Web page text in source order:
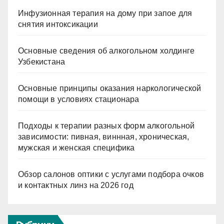
Инфузионная терапия на дому при запое для
снятия интоксикации
Основные сведения об алкогольном холдинге
Узбекистана
Основные принципы оказания наркологической
помощи в условиях стационара
Подходы к терапии разных форм алкогольной
зависимости: пивная, виннная, хроническая,
мужская и женская специфика
Обзор салонов оптики с услугами подбора очков
и контактных линз на 2026 год